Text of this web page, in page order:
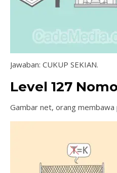
Jawaban: CUKUP SEKIAN.
Level 127
Gambar net, orang membawa